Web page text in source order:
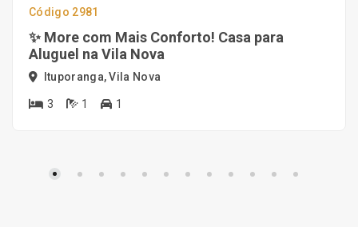
Código 2981
✨ More com Mais Conforto! Casa para
Aluguel na Vila Nova
Ituporanga, Vila Nova
3 1 1